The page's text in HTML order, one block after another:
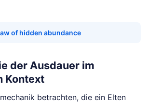
of hidden abundance
der Ausdauer im
Kontext
betrachten, die ein Elten